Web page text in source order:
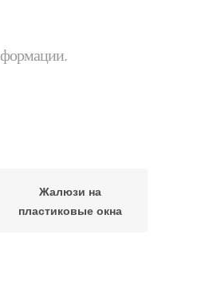
Жалюзи на
пластиковые окна